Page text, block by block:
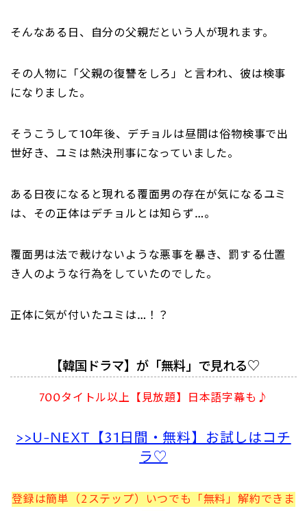
そんなある日、自分の父親だという人が現れます。
その人物に「父親の復讐をしろ」と言われ、彼は検事
になりました。
そうこうして10年後、デチョルは昼間は俗物検事で出
世好き、ユミは熱決刑事になっていました。
ある日夜になると現れる覆面男の存在が気になるユミ
は、その正体はデチョルとは知らず…。
覆面男は法で裁けないような悪事を暴き、罰する仕置
き人のような行為をしていたのでした。
正体に気が付いたユミは…！？
【韓国ドラマ】が「無料」で見れる♡
700タイトル以上【見放題】日本語字幕も♪
>>U-NEXT【31日間・無料】お試しはコチ
ラ♡
登録は簡単（2ステップ）いつでも「無料」解約できま